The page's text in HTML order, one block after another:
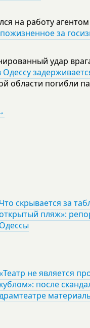
на работу
за
удар
Одессу
области погибли
Что скрывается за
пляж»:
Одессы
не является
кублом»: после